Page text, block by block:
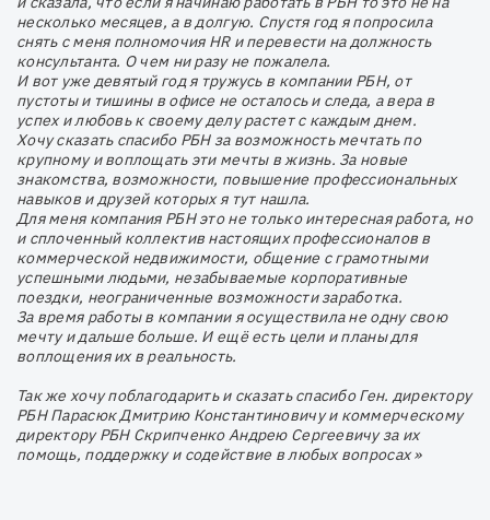
несколько месяцев, а в долгую. Спустя год я попросила
снять с меня полномочия HR и перевести на должность
консультанта. О чем ни разу не пожалела.
И вот уже девятый год я тружусь в компании РБН, от
пустоты и тишины в офисе не осталось и следа, а вера в
успех и любовь к своему делу растет с каждым днем.
Хочу сказать спасибо РБН за возможность мечтать по
крупному и воплощать эти мечты в жизнь. За новые
знакомства, возможности, повышение профессиональных
навыков и друзей которых я тут нашла.
Для меня компания РБН это не только интересная работа, но
и сплоченный коллектив настоящих профессионалов в
коммерческой недвижимости, общение с грамотными
успешными людьми, незабываемые корпоративные
поездки, неограниченные возможности заработка.
За время работы в компании я осуществила не одну свою
мечту и дальше больше. И ещё есть цели и планы для
воплощения их в реальность.
Так же хочу поблагодарить и сказать спасибо Ген. директору
РБН Парасюк Дмитрию Константиновичу и коммерческому
директору РБН Скрипченко Андрею Сергеевичу за их
помощь, поддержку и содействие в любых вопросах »